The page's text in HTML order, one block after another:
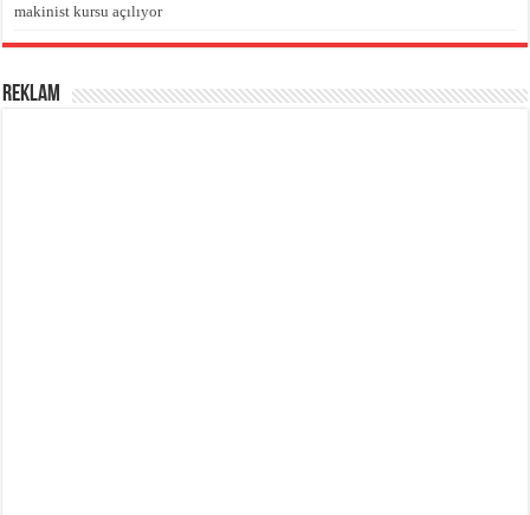
makinist kursu açılıyor
REKLAM